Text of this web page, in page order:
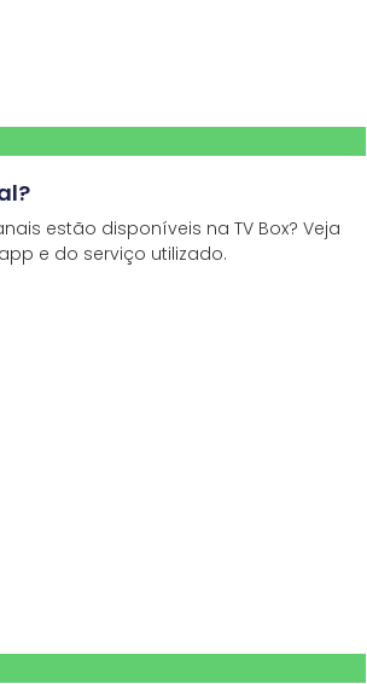
estão disponíveis na TV Box? Veja
e do serviço utilizado.